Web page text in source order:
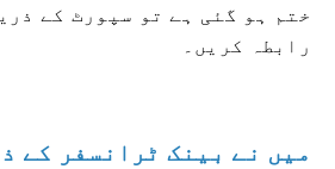
رابطہ کریں۔
میں نے بینک ٹرانسفر کے